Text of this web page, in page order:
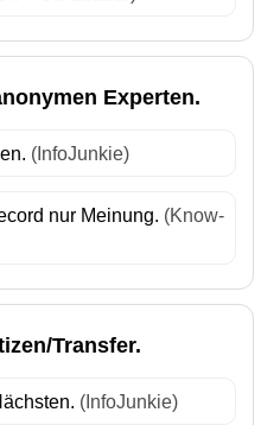
Experten.
(InfoJunkie)
nur Meinung. (Know-
Transfer.
(InfoJunkie)